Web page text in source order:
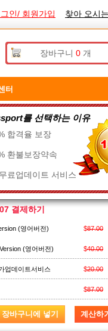
인/ 회원가입 찾아 오시
장바구니 0개
터
를 선택하는 이유
합격율 보장
환불보장약속
료업데이트 서비스
결제하기
(영어버전) $87.00
(영어버전) $40.00
업데이트서비스 $20.00
$87.00